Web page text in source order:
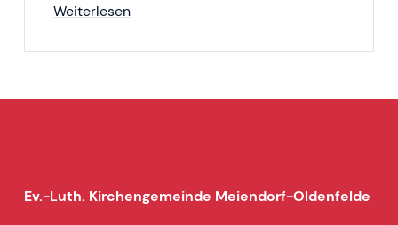
Weiterlesen
Ev.-Luth. Kirchengemeinde Meiendorf-Oldenfelde